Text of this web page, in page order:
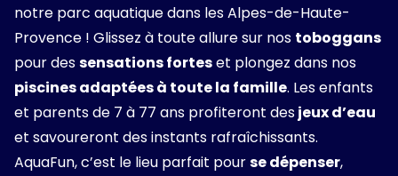
notre parc aquatique dans les Alpes-de-Haute-
Provence ! Glissez à toute allure sur nos toboggans
pour dessensations forteset plongez dans nos
piscines adaptées à toute la famille. Les enfants
et parents de 7 à 77 ans profiteront desjeux d’eau
et savoureront des instants rafraîchissants.
AquaFun, c’est le lieu parfait pourse dépenser,